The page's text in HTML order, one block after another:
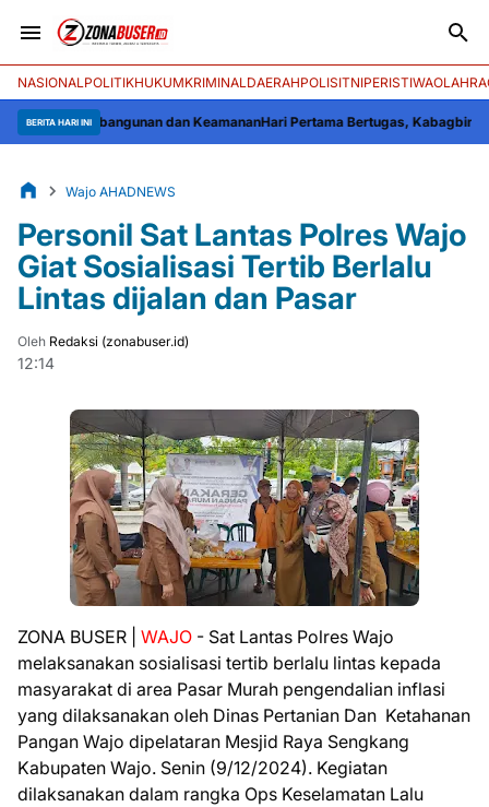
NASIONALPOLITIKHUKUMKRIMINALDAERAHPOLISITNIPERISTIWA
BERITA HARI INI
Pembangunan dan KeamananHari Pertama Bertugas, Kabagbinkar Biro
Wajo AHADNEWS
Personil Sat Lantas Polres Wajo
Giat Sosialisasi Tertib Berlalu
Lintas dijalan dan Pasar
Oleh Redaksi (zonabuser.id)
12:14
ZONA BUSER | WAJO - Sat Lantas Polres Wajo
melaksanakan sosialisasi tertib berlalu lintas kepada
masyarakat di area Pasar Murah pengendalian inflasi
yang dilaksanakan oleh Dinas Pertanian Dan Ketahanan
Pangan Wajo dipelataran Mesjid Raya Sengkang
Kabupaten Wajo. Senin (9/12/2024). Kegiatan
dilaksanakan dalam rangka Ops Keselamatan Lalu